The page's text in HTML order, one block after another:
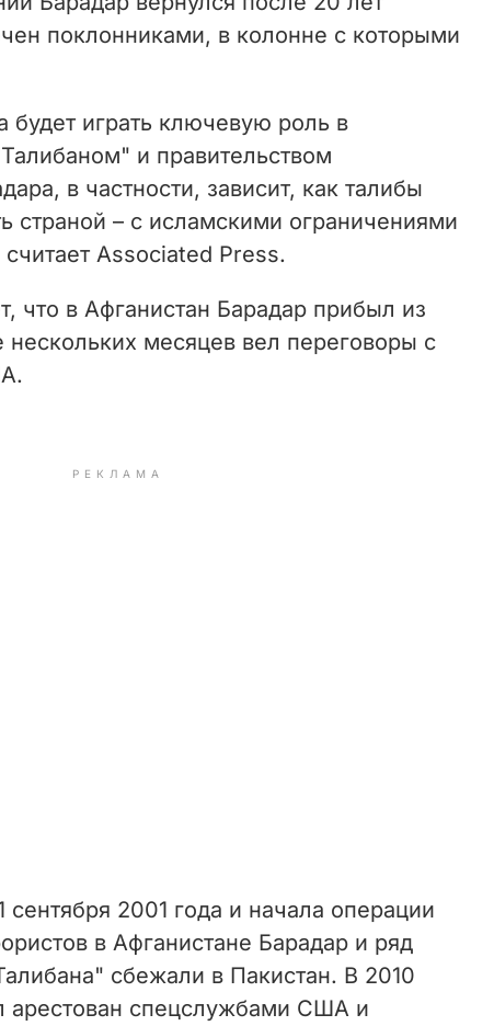
i
e
o
поклонниками, в колонне с которыми
будет играть ключевую роль в
и правительством
в частности, зависит, как талибы
страной – с исламскими ограничениями
Associated Press.
что в Афганистан Барадар прибыл из
нескольких месяцев вел переговоры с
РЕКЛАМА
сентября 2001 года и начала операции
в Афганистане Барадар и ряд
сбежали в Пакистан. В 2010
арестован спецслужбами США и